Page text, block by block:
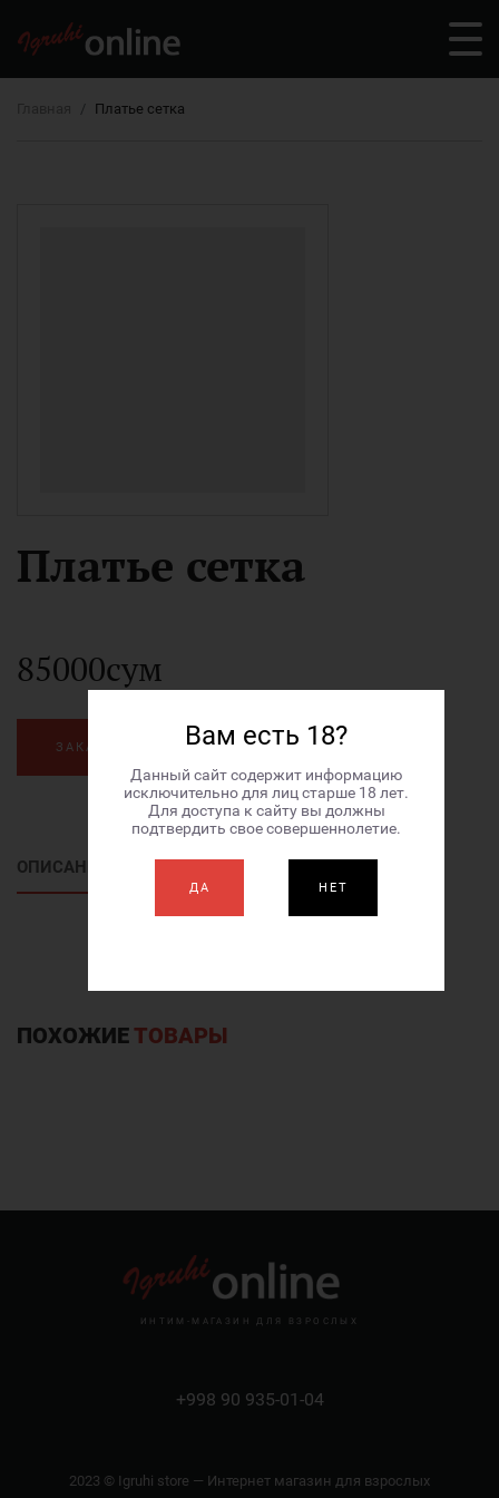
Платье сетка
Платье сетка
85000сум
ЗАКАЗАТЬ
ОПИСАНИЕ ТОВАРА
ПОХОЖИЕТОВАРЫ
ИНТИМ-МАГАЗИН ДЛЯ ВЗРОСЛЫХ
+998 90 935-01-04
2023 © Igruhi store — Интернет магазин для взрослых
Вам есть 18?
Данный сайт содержит информацию
исключительно для лиц старше 18 лет.
Для доступа к сайту вы должны
подтвердить свое совершеннолетие.
ДА НЕТ